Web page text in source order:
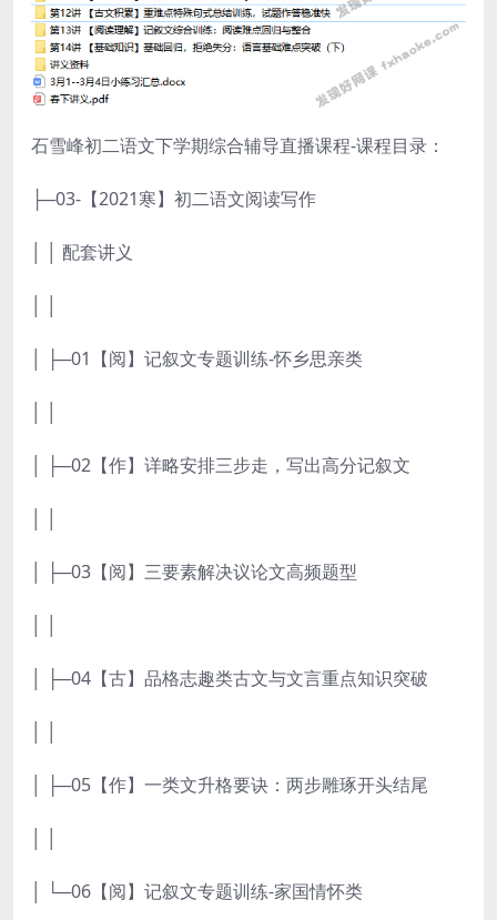
石雪峰初二语文下学期综合辅导直播课程-课程目录：
├─03-【2021寒】初二语文阅读写作
│ │ 配套讲义
│ ├─01【阅】记叙文专题训练-怀乡思亲类
│ ├─02【作】详略安排三步走，写出高分记叙文
│ ├─03【阅】三要素解决议论文高频题型
│ ├─04【古】品格志趣类古文与文言重点知识突破
│ ├─05【作】一类文升格要诀：两步雕琢开头结尾
│ └─06【阅】记叙文专题训练-家国情怀类